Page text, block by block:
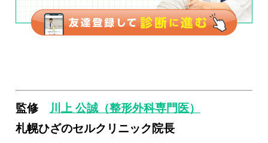
監修 川上 公誠（整形外科専門医）
札幌ひざのセルクリニック院長